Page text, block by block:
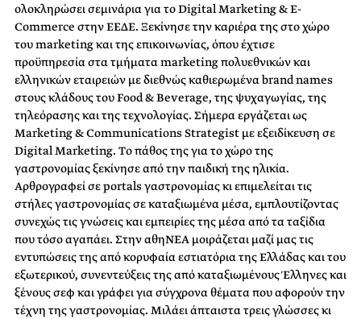
ολοκληρώσει σεμινάρια για το Digital Marketing & E-
Commerce στην ΕΕΔΕ. Ξεκίνησε την καριέρα της στο χώρο
του marketing και της επικοινωνίας, όπου έχτισε
προϋπηρεσία στα τμήματα marketing πολυεθνικών και
ελληνικών εταιρειών με διεθνώς καθιερωμένα brand names
στους κλάδους του Food & Beverage, της ψυχαγωγίας, της
τηλεόρασης και της τεχνολογίας. Σήμερα εργάζεται ως
Marketing & Communications Strategist με εξειδίκευση σε
Digital Marketing. Tο πάθος της για το χώρο της
γαστρονομίας ξεκίνησε από την παιδική της ηλικία.
Αρθρογραφεί σε portals γαστρονομίας κι επιμελείται τις
στήλες γαστρονομίας σε καταξιωμένα μέσα, εμπλουτίζοντας
συνεχώς τις γνώσεις και εμπειρίες της μέσα από τα ταξίδια
που τόσο αγαπάει. Στην αθηΝΕΑ μοιράζεται μαζί μας τις
εντυπώσεις της από κορυφαία εστιατόρια της Ελλάδας και του
εξωτερικού, συνεντεύξεις της από καταξιωμένους Έλληνες και
ξένους σεφ και γράφει για σύγχρονα θέματα που αφορούν την
τέχνη της γαστρονομίας. Μιλάει άπταιστα τρεις γλώσσες κι